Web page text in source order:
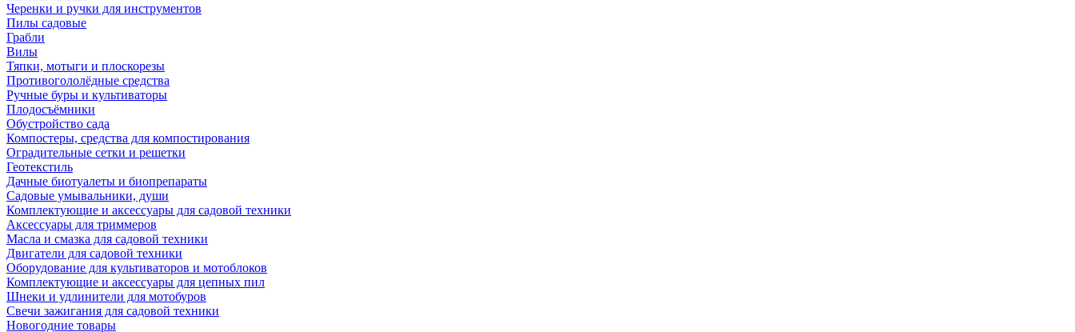
Черенки и ручки для инструментов
Пилы садовые
Грабли
Вилы
Тяпки, мотыги и плоскорезы
Противогололёдные средства
Ручные буры и культиваторы
Плодосъёмники
Обустройство сада
Компостеры, средства для компостирования
Оградительные сетки и решетки
Геотекстиль
Дачные биотуалеты и биопрепараты
Садовые умывальники, души
Комплектующие и аксессуары для садовой техники
Аксессуары для триммеров
Масла и смазка для садовой техники
Двигатели для садовой техники
Оборудование для культиваторов и мотоблоков
Комплектующие и аксессуары для цепных пил
Шнеки и удлинители для мотобуров
Свечи зажигания для садовой техники
Новогодние товары